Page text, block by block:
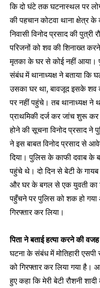
Join our
To subscribe, simply enter
or click the subscribe
your privacy and won't
safe with us.
कि दो घंटे तक घटनास्थल पर
की पहचान कोटवा थाना क्षेत्र के
निवासी विनोद प्रसाद की
परिजनों को शव की शिनाख्त
मृतका के घर से कोई नहीं
संबंध में थानाध्यक्ष ने बताया कि
उसका घर था, बावजूद इसके शव
पर नहीं पहुंचे। तब थानाध्यक्ष ने
प्राथमिकी दर्ज कर जांच शुरू कर
होने की सूचना विनोद प्रसाद ने
ने इस बाबत विनोद प्रसाद से
दिया। पुलिस के काफी दवाब के
पहुंचे थे। दो दिन से बेटी के गायब
और घर के बगल से एक युवती का
पहुँचने पर पुलिस को शक हो
गिरफ्तार कर लिया।
पिता ने बताई हत्या करने की वजह
घटना के संबंध में मोतिहारी एसपी
को गिरफ्तार कर लिया गया है।
हुए कहा कि मेरी बेटी रौशनी